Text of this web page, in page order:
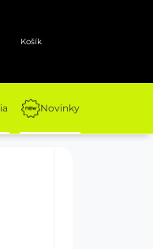
Košík
Novinky